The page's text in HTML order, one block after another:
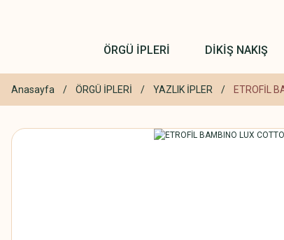
ÖRGÜ İPLERİ DİKİŞ NAKIŞ
Anasayfa ÖRGÜ İPLERİ YAZLIK İPLER ETROFİL